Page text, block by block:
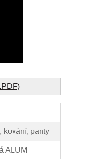
kování, panty
ALUM